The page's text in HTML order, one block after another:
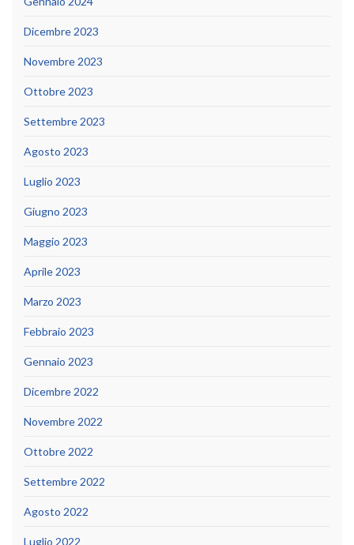
Dicembre 2023
Novembre 2023
Ottobre 2023
Settembre 2023
Agosto 2023
Luglio 2023
Giugno 2023
Maggio 2023
Aprile 2023
Marzo 2023
Febbraio 2023
Gennaio 2023
Dicembre 2022
Novembre 2022
Ottobre 2022
Settembre 2022
Agosto 2022
Luglio 2022